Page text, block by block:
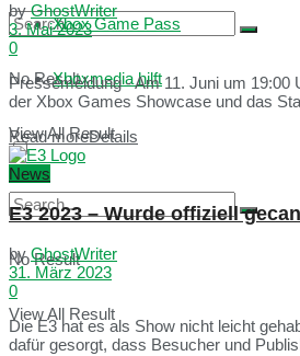
No Result
View All Result
Xbox Game Pass
Xboxmedia hilft
No Result
View All Result
by GhostWriter
3. Mai 2023
0
Pressemeldung - Am 11. Juni um 19:00
der Xbox Games Showcase und das
Read moreDetails
News
E3 2023 – Wurde offiziell
by GhostWriter
31. März 2023
0
Die E3 hat es als Show nicht leicht
dafür gesorgt, dass Besucher und